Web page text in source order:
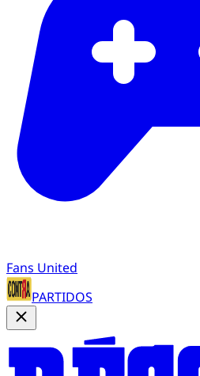
Fans United
PARTIDOS